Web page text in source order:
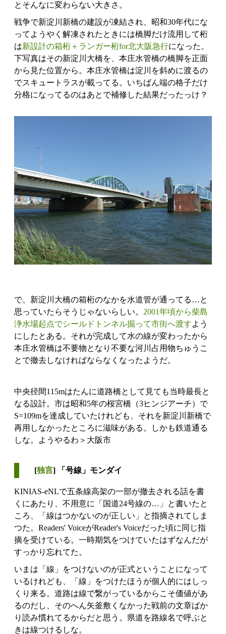
とそんなに変わらない大きさ。
戦争で新淀川新橋の建設が凍結され、昭和30年代にな
ってようやく解凍されたときには橋脚だけ流用して桁
は新設計の箱桁＋ランガー桁for北大阪急行になった。
下写真はその新淀川大橋を、本庄水管橋の橋脚を正面
から見た位置から。本庄水管橋は淀川を斜めに渡るの
でスキュートラスが載ってる。いちばん端の格子だけ
分格になってるのはあとで補修した結果だったっけ？
で、新淀川大橋の箱桁のなかを水道管が通ってる…と
思っていたらそうじゃないらしい。 2001年頃から柴島
浄水場起点でシールドトンネル掘って市街へ渡すよう
にしたとある。それが完成して水の線が変わったから
本庄水管橋は不要物となり不要な河川占用物ちゅうこ
とで撤去しなければならなくなったようだ。
中央径間115mはたんに道路橋として見ても当時最長と
なる設計。市は昭和5年の桜宮橋（3ヒンジアーチ）で
S=109mを達成していたけれども、それを新淀川新橋で
再用しなかったところに滋味がある。しかも鉄道通る
しな。ようやるわ＞大阪市
[独言] 「号線」モンダイ
KINIAS-eNLで五条線高架の一部が撤去される話を書
くにあたり、不用意に「国道24号線の…」と書いたと
ころ、「線はつかないのが正しい」と指摘されてしま
つた。Readers' VoiceがReader's Voiceだった頃に同じ指
摘を受けている。一時期気をつけていたはずなんだが
すっかり忘れてた。
いまは「線」をつけないのが正式ということになって
いるけれども、「線」をつけたほうが個人的にはしっ
くり来る。道路は線で繋がっているからこそ価値があ
るのだし、そのへん矢釜敷くなかった戦前の文章ばか
り読み慣れてるからだと思う。県道を路線名で呼ぶと
きは線つけるしな。